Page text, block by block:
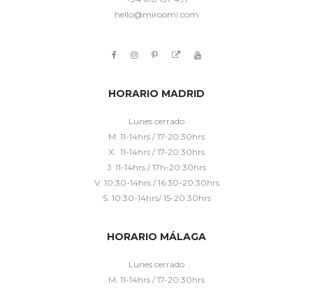
hello@miroomi.com
HORARIO MADRID
Lunes cerrado
M. 11-14hrs / 17-20:30hrs
X. 11-14hrs / 17-20:30hrs
J. 11-14hrs / 17h-20:30hrs
V. 10:30-14hrs / 16:30-20:30hrs
S. 10:30-14hrs/ 15-20:30hrs
HORARIO MÁLAGA
Lunes cerrado
M. 11-14hrs / 17-20:30hrs